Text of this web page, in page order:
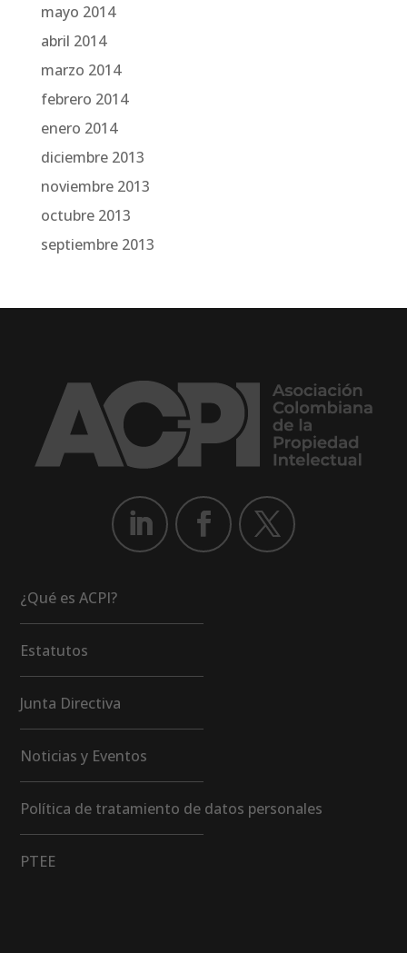
mayo 2014
abril 2014
marzo 2014
febrero 2014
enero 2014
diciembre 2013
noviembre 2013
octubre 2013
septiembre 2013
¿Qué es ACPI?
Estatutos
Junta Directiva
Noticias y Eventos
Política de tratamiento de datos personales
PTEE